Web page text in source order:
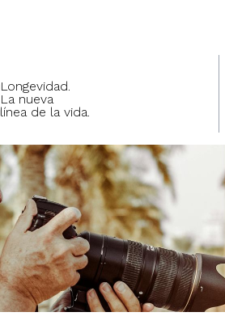
Longevidad.
La nueva
línea de la vida.